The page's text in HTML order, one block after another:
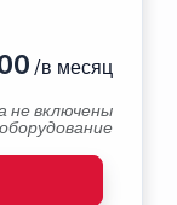
/в месяц
включены